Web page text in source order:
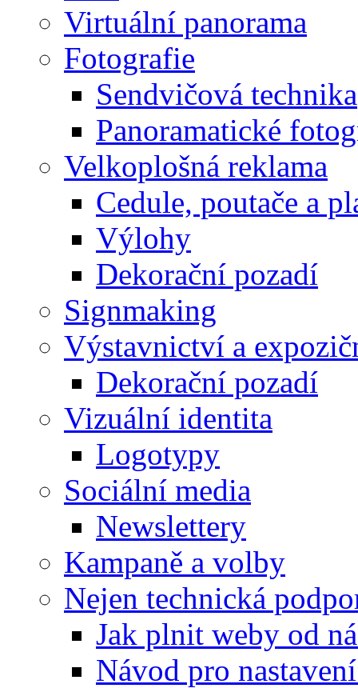
Virtuální panorama
Fotografie
Sendvičová technika
Panoramatické
Velkoplošná reklama
Cedule, poutače a
Výlohy
Dekorační pozadí
Signmaking
Výstavnictví a
Dekorační pozadí
Vizuální identita
Logotypy
Sociální media
Newslettery
Kampaně a volby
Nejen technická
Jak plnit weby od
Návod pro